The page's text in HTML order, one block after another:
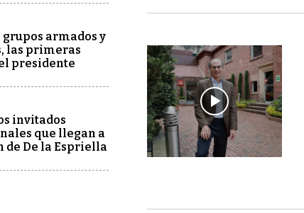
grupos armados y
las primeras
presidente
invitados
que llegan a
de De la Espriella